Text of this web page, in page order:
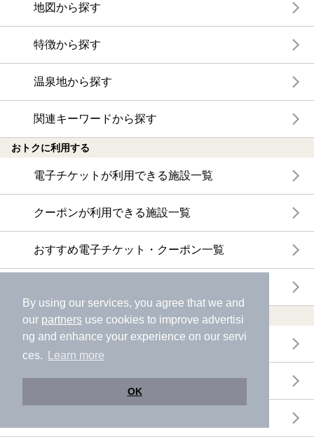
By using our services, you agree that we and
our partners use cookies to improve advertisi
ng and enhance your experience on our servi
ces.
Learn more
OK
地図から探す
特徴から探す
温泉地から探す
関連キーワードから探す
おトクに利用する
電子チケットが利用できる施設一覧
クーポンが利用できる施設一覧
おすすめ電子チケット・クーポン一覧
特集・ニュース
ニフティ温泉ニュース
体験レポート